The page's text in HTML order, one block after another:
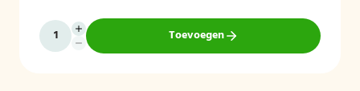
Toevoegen